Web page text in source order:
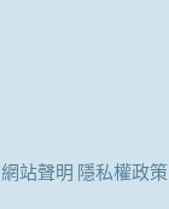
網站聲明 隱私權政策